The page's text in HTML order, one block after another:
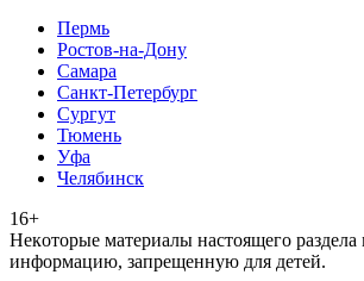
Пермь
Ростов-на-Дону
Самара
Санкт-Петербург
Сургут
Тюмень
Уфа
Челябинск
16+
Heкoтopыe мaтepиaлы нacтoящего paздeла
инфopмaцию, зaпpeщeнную для дeтeй.